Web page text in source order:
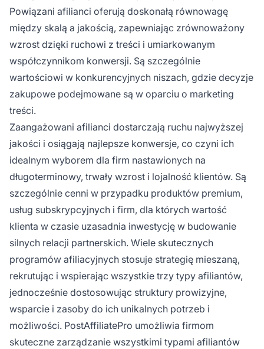
Powiązani afilianci oferują doskonałą równowagę
między skalą a jakością, zapewniając zrównoważony
wzrost dzięki ruchowi z treści i umiarkowanym
współczynnikom konwersji. Są szczególnie
wartościowi w konkurencyjnych niszach, gdzie decyzje
zakupowe podejmowane są w oparciu o marketing
treści.
Zaangażowani afilianci dostarczają ruchu najwyższej
jakości i osiągają najlepsze konwersje, co czyni ich
idealnym wyborem dla firm nastawionych na
długoterminowy, trwały wzrost i lojalność klientów. Są
szczególnie cenni w przypadku produktów premium,
usług subskrypcyjnych i firm, dla których wartość
klienta w czasie uzasadnia inwestycję w budowanie
silnych relacji partnerskich. Wiele skutecznych
programów afiliacyjnych stosuje strategię mieszaną,
rekrutując i wspierając wszystkie trzy typy afiliantów,
jednocześnie dostosowując struktury prowizyjne,
wsparcie i zasoby do ich unikalnych potrzeb i
możliwości. PostAffiliatePro umożliwia firmom
skuteczne zarządzanie wszystkimi typami afiliantów